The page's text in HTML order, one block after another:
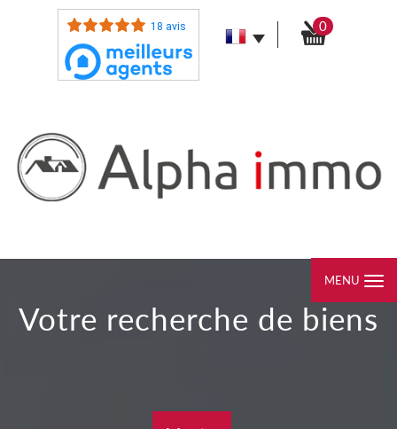
18 avis 0
MENU
votre recherche de biens